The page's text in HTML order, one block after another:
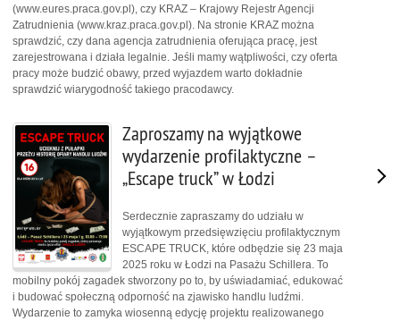
(www.eures.praca.gov.pl), czy KRAZ – Krajowy Rejestr Agencji
Zatrudnienia (www.kraz.praca.gov.pl). Na stronie KRAZ można
sprawdzić, czy dana agencja zatrudnienia oferująca pracę, jest
zarejestrowana i działa legalnie. Jeśli mamy wątpliwości, czy oferta
pracy może budzić obawy, przed wyjazdem warto dokładnie
sprawdzić wiarygodność takiego pracodawcy.
Zaproszamy na wyjątkowe
wydarzenie profilaktyczne –
„Escape truck” w Łodzi
Serdecznie zapraszamy do udziału w
wyjątkowym przedsięwzięciu profilaktycznym
ESCAPE TRUCK, które odbędzie się 23 maja
2025 roku w Łodzi na Pasażu Schillera. To
mobilny pokój zagadek stworzony po to, by uświadamiać, edukować
i budować społeczną odporność na zjawisko handlu ludźmi.
Wydarzenie to zamyka wiosenną edycję projektu realizowanego